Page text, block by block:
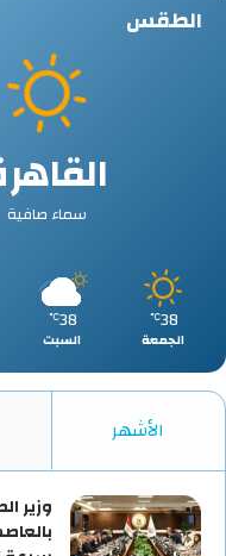
الطقس
سماء صافية
38
℃
الجمعة
38
℃
السبت
الأشهر
وزير